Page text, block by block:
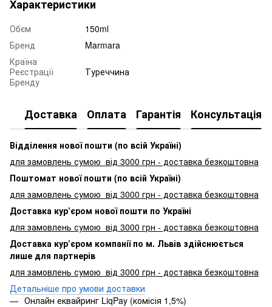
Характеристики
Обєм
150ml
Бренд
Marmara
Країна
Реєстрації
Бренду
Туреччина
Доставка Оплата Гарантія Консультація
Відділення нової пошти (по всій Україні)
для замовлень сумою від 3000 грн - доставка безкоштовна
Поштомат нової пошти (по всій Україні)
для замовлень сумою від 3000 грн - доставка безкоштовна
Доставка кур’єром нової пошти по Україні
для замовлень сумою від 3000 грн - доставка безкоштовна
Доставка кур’єром компанії по м. Львів здійснюється
лише для партнерів
для замовлень сумою від 3000 грн - доставка безкоштовна
Детальніше про умови доставки
Онлайн еквайринг LiqPay (комісія 1,5%)